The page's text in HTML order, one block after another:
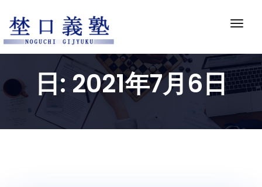
content
ナ
ゲ
ー
シ
ョ
ン
切
日: 2021年7月6日